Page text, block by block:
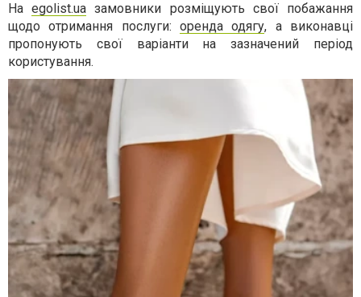
Наegolist.ua замовники розміщують свої побажання
щодо отримання послуги: оренда одягу, а виконавці
пропонують свої варіанти на зазначений період
користування.